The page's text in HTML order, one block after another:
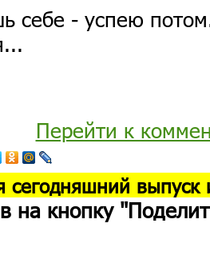
себе - успею
Перейти к
сегодняшний выпуск
на кнопку